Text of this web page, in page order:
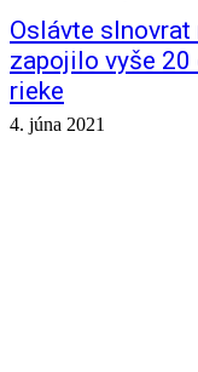
Oslávte slnovrat
zapojilo vyše
rieke
4. júna 2021